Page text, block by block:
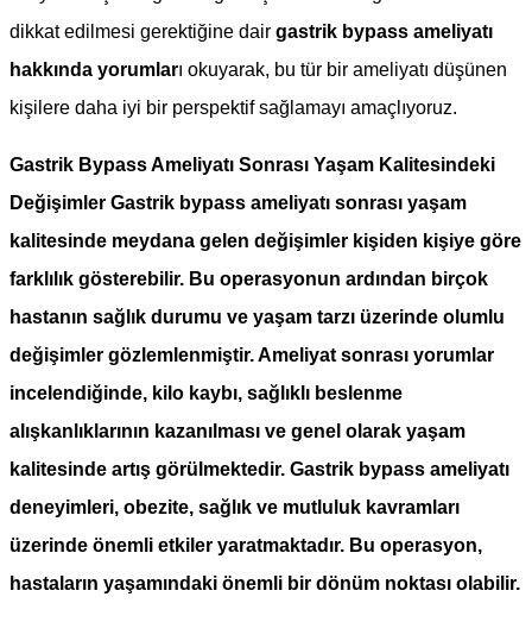
dikkat edilmesi gerektiğine dair gastrik bypass ameliyatı
hakkında yorumları okuyarak, bu tür bir ameliyatı düşünen
kişilere daha iyi bir perspektif sağlamayı amaçlıyoruz.
Gastrik Bypass Ameliyatı Sonrası Yaşam Kalitesindeki
Değişimler Gastrik bypass ameliyatı sonrası yaşam
kalitesinde meydana gelen değişimler kişiden kişiye göre
farklılık gösterebilir. Bu operasyonun ardından birçok
hastanın sağlık durumu ve yaşam tarzı üzerinde olumlu
değişimler gözlemlenmiştir. Ameliyat sonrası yorumlar
incelendiğinde, kilo kaybı, sağlıklı beslenme
alışkanlıklarının kazanılması ve genel olarak yaşam
kalitesinde artış görülmektedir. Gastrik bypass ameliyatı
deneyimleri, obezite, sağlık ve mutluluk kavramları
üzerinde önemli etkiler yaratmaktadır. Bu operasyon,
hastaların yaşamındaki önemli bir dönüm noktası olabilir.